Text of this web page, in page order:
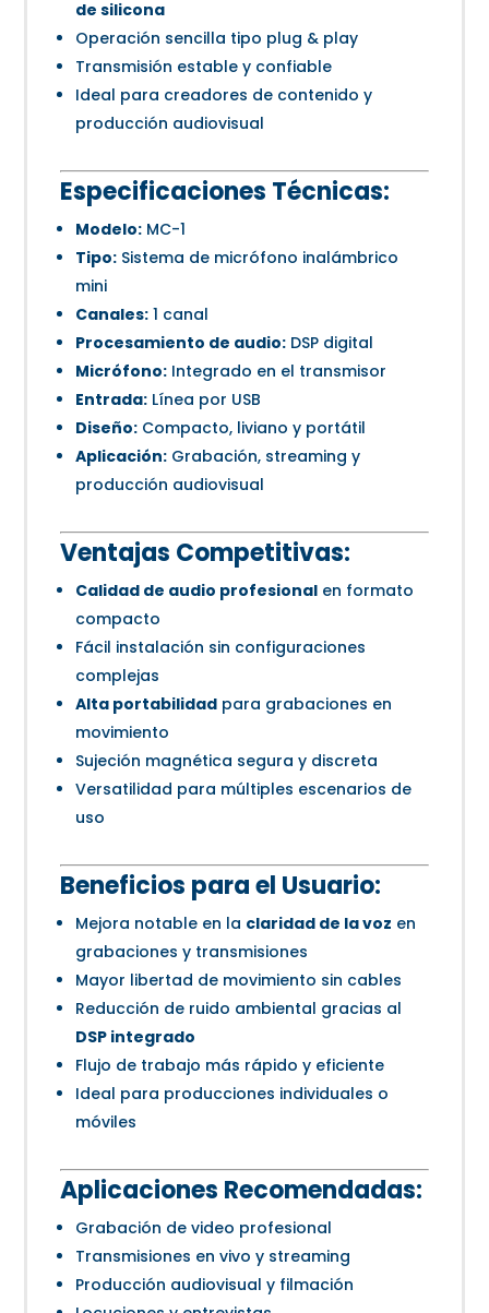
de silicona
Operación sencilla tipo plug & play
Transmisión estable y confiable
Ideal para creadores de contenido y
producción audiovisual
Especificaciones Técnicas:
Modelo: MC-1
Tipo: Sistema de micrófono inalámbrico
mini
Canales: 1 canal
Procesamiento de audio: DSP digital
Micrófono: Integrado en el transmisor
Entrada: Línea por USB
Diseño: Compacto, liviano y portátil
Aplicación: Grabación, streaming y
producción audiovisual
Ventajas Competitivas:
Calidad de audio profesional en formato
compacto
Fácil instalación sin configuraciones
complejas
Alta portabilidad para grabaciones en
movimiento
Sujeción magnética segura y discreta
Versatilidad para múltiples escenarios de
uso
Beneficios para el Usuario:
Mejora notable en la claridad de la voz en
grabaciones y transmisiones
Mayor libertad de movimiento sin cables
Reducción de ruido ambiental gracias al
DSP integrado
Flujo de trabajo más rápido y eficiente
Ideal para producciones individuales o
móviles
Aplicaciones Recomendadas:
Grabación de video profesional
Transmisiones en vivo y streaming
Producción audiovisual y filmación